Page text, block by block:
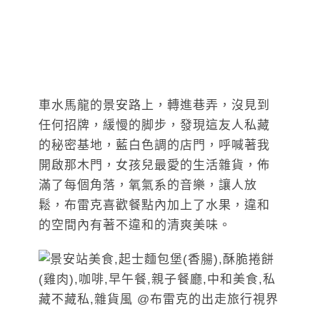
車水馬龍的景安路上，轉進巷弄，沒見到
任何招牌，緩慢的脚步，發現這友人私藏
的秘密基地，藍白色調的店門，呼喊著我
開啟那木門，女孩兒最愛的生活雜貨，佈
滿了每個角落，氧氣系的音樂，讓人放
鬆，布雷克喜歡餐點內加上了水果，違和
的空間內有著不違和的清爽美味。